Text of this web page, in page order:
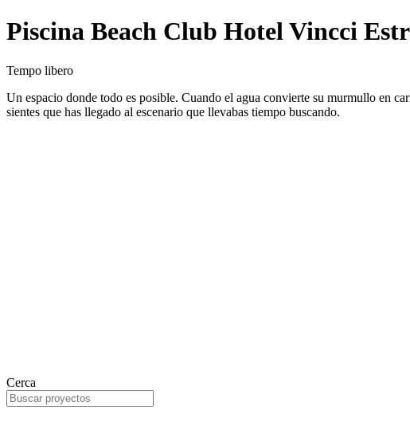
Piscina Beach Club Hotel Vincci
Tempo libero
Un espacio donde todo es posible. Cuando el agua convierte su murmullo en
sientes que has llegado al escenario que llevabas tiempo buscando.
Cerca